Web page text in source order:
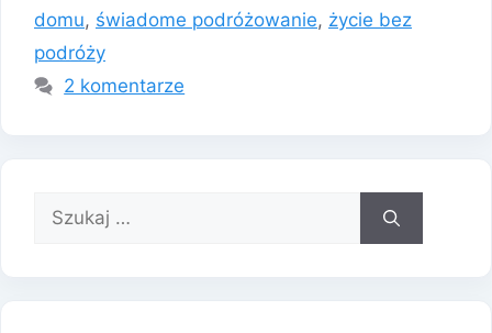
domu, świadome podróżowanie, życie bez
podróży
2 komentarze
Szukaj: